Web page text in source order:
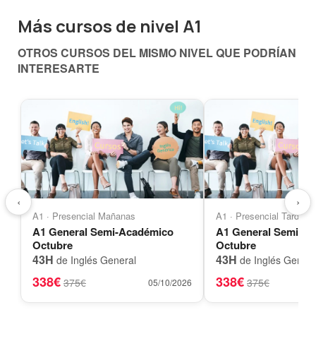
Más cursos de nivel A1
OTROS CURSOS DEL MISMO NIVEL QUE PODRÍAN
INTERESARTE
A1 · Presencial Mañanas
A1 General Semi-Académico
Octubre
43H de Inglés General
338€ 375€ 05/10/2026
A1 · Presencial Tardes
A1 General Semi-
Octubre
43H de Inglés
338€ 375€
‹ ›